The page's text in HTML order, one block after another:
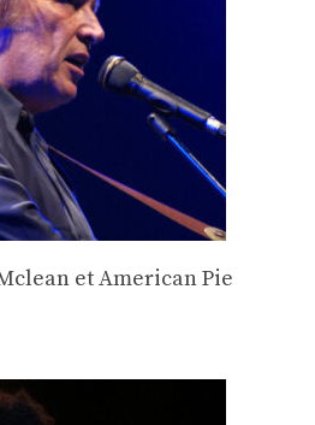
et American Pie